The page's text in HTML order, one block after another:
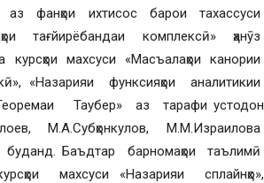
аз фанҳои ихтисос барои тахассуси
тағйирёбандаи комплексӣ» ҳанӯз
махсуси «Масъалаҳои канории
«Назарияи функсияҳои аналитикии
Таубер» аз тарафи устодон
М.А.Субҳонкулов, М.М.Израилова
Баъдтар барномаҳои таълимӣ
махсуси «Назарияи сплайнҳо»,